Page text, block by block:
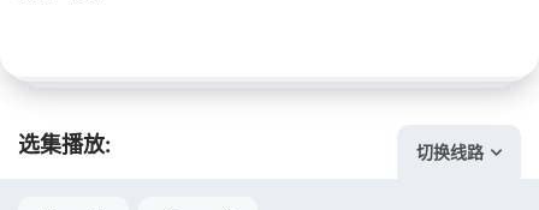
选集播放: 切换线路